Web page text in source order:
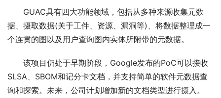
GUAC具有四大功能领域，包括从多种来源收集元数
据、摄取数据(关于工件、资源、漏洞等)、将数据整理成一
个连贯的图以及用户查询图内实体所附带的元数据。
该项目仍处于早期阶段，Google发布的PoC可以接收
SLSA、SBOM和记分卡文档，并支持简单的软件元数据查
询和探索。未来，公司计划增加新的文档类型进行摄入。